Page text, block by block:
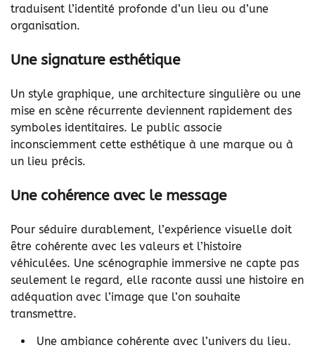
traduisent l’identité profonde d’un lieu ou d’une
organisation.
Une signature esthétique
Un style graphique, une architecture singulière ou une
mise en scène récurrente deviennent rapidement des
symboles identitaires. Le public associe
inconsciemment cette esthétique à une marque ou à
un lieu précis.
Une cohérence avec le message
Pour séduire durablement, l’expérience visuelle doit
être cohérente avec les valeurs et l’histoire
véhiculées. Une scénographie immersive ne capte pas
seulement le regard, elle raconte aussi une histoire en
adéquation avec l’image que l’on souhaite
transmettre.
Une ambiance cohérente avec l’univers du lieu.